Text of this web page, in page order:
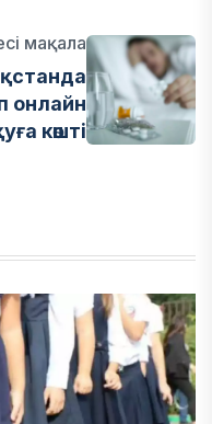
мақала
онлайн
көшті